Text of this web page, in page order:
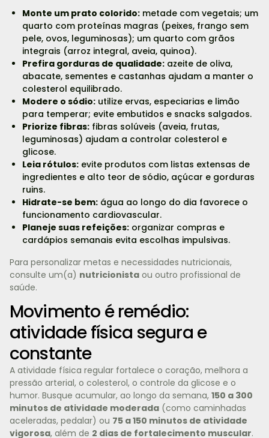
Monte um prato colorido:metade com vegetais; um
quarto com proteínas magras (peixes, frango sem
pele, ovos, leguminosas); um quarto com grãos
integrais (arroz integral, aveia, quinoa).
Prefira gorduras de qualidade:azeite de oliva,
abacate, sementes e castanhas ajudam a manter o
colesterol equilibrado.
Modere o sódio:utilize ervas, especiarias e limão
para temperar; evite embutidos e snacks salgados.
Priorize fibras:fibras solúveis (aveia, frutas,
leguminosas) ajudam a controlar colesterol e
glicose.
Leia rótulos:evite produtos com listas extensas de
ingredientes e alto teor de sódio, açúcar e gorduras
ruins.
Hidrate-se bem:água ao longo do dia favorece o
funcionamento cardiovascular.
Planeje suas refeições:organizar compras e
cardápios semanais evita escolhas impulsivas.
Para personalizar metas e necessidades nutricionais,
consulte um(a) nutricionista ou outro profissional de
saúde.
Movimento é remédio:
atividade física segura e
constante
A atividade física regular fortalece o coração, melhora a
pressão arterial, o colesterol, o controle da glicose e o
humor. Busque acumular, ao longo da semana, 150 a 300
minutos de atividade moderada (como caminhadas
aceleradas, pedalar) ou 75 a 150 minutos de atividade
vigorosa, além de 2 dias de fortalecimento muscular.